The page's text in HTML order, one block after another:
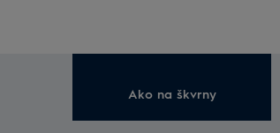
Ako na škvrny